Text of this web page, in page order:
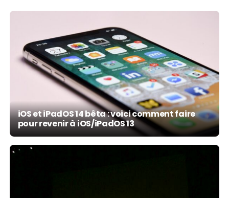
iOS et iPadOS 14 bêta : voici comment faire
pour revenir à iOS/iPadOS 13